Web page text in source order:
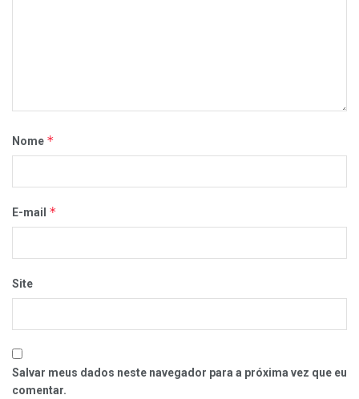
Nome *
E-mail *
Site
Salvar meus dados neste navegador para a próxima vez que eu
comentar.